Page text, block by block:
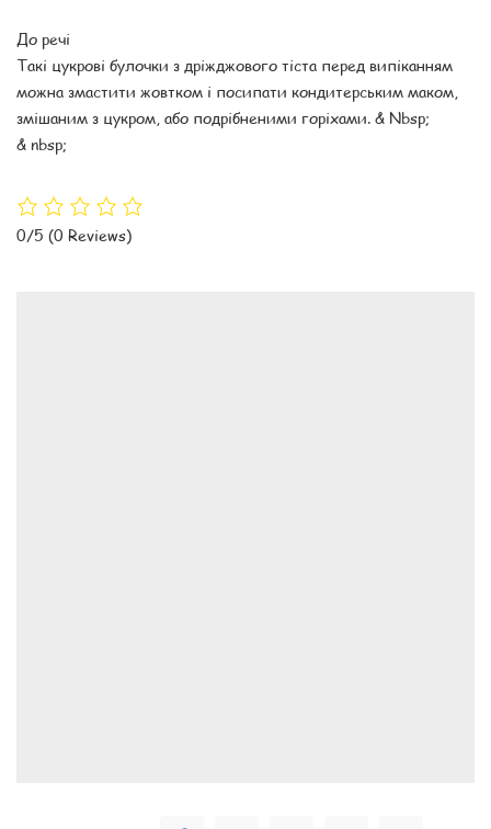
До речі
Такі цукрові булочки з дріжджового тіста перед випіканням
можна змастити жовтком і посипати кондитерським маком,
змішаним з цукром, або подрібненими горіхами. & Nbsp;
& nbsp;
0/5 (0 Reviews)